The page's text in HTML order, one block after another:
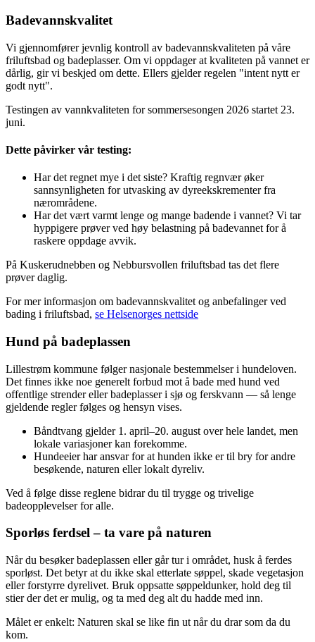
Badevannskvalitet
Vi gjennomfører jevnlig kontroll av badevannskvaliteten på våre
friluftsbad og badeplasser. Om vi oppdager at kvaliteten på vannet er
dårlig, gir vi beskjed om dette. Ellers gjelder regelen "intent nytt er
godt nytt".
Testingen av vannkvaliteten for sommersesongen 2026 startet 23.
juni.
Dette påvirker vår testing:
Har det regnet mye i det siste? Kraftig regnvær øker
sannsynligheten for utvasking av dyreekskrementer fra
nærområdene.
Har det vært varmt lenge og mange badende i vannet? Vi tar
hyppigere prøver ved høy belastning på badevannet for å
raskere oppdage avvik.
På Kuskerudnebben og Nebbursvollen friluftsbad tas det flere
prøver daglig.
For mer informasjon om badevannskvalitet og anbefalinger ved
bading i friluftsbad, se Helsenorges nettside
Hund på badeplassen
Lillestrøm kommune følger nasjonale bestemmelser i hundeloven.
Det finnes ikke noe generelt forbud mot å bade med hund ved
offentlige strender eller badeplasser i sjø og ferskvann — så lenge
gjeldende regler følges og hensyn vises.
Båndtvang gjelder 1. april–20. august over hele landet, men
lokale variasjoner kan forekomme.
Hundeeier har ansvar for at hunden ikke er til bry for andre
besøkende, naturen eller lokalt dyreliv.
Ved å følge disse reglene bidrar du til trygge og trivelige
badeopplevelser for alle.
Sporløs ferdsel – ta vare på naturen
Når du besøker badeplassen eller går tur i området, husk å ferdes
sporløst. Det betyr at du ikke skal etterlate søppel, skade vegetasjon
eller forstyrre dyrelivet. Bruk oppsatte søppeldunker, hold deg til
stier der det er mulig, og ta med deg alt du hadde med inn.
Målet er enkelt: Naturen skal se like fin ut når du drar som da du
kom.